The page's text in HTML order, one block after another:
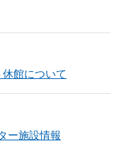
館について
ー施設情報